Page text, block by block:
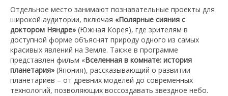
Отдельное место занимают познавательные проекты для
широкой аудитории, включая «Полярные сияния с
доктором Няндре» (Южная Корея), где зрителям в
доступной форме объяснят природу одного из самых
красивых явлений на Земле. Также в программе
представлен фильм «Вселенная в комнате: история
планетария» (Япония), рассказывающий о развитии
планетариев – от древних моделей до современных
технологий, позволяющих воссоздавать звездное небо.